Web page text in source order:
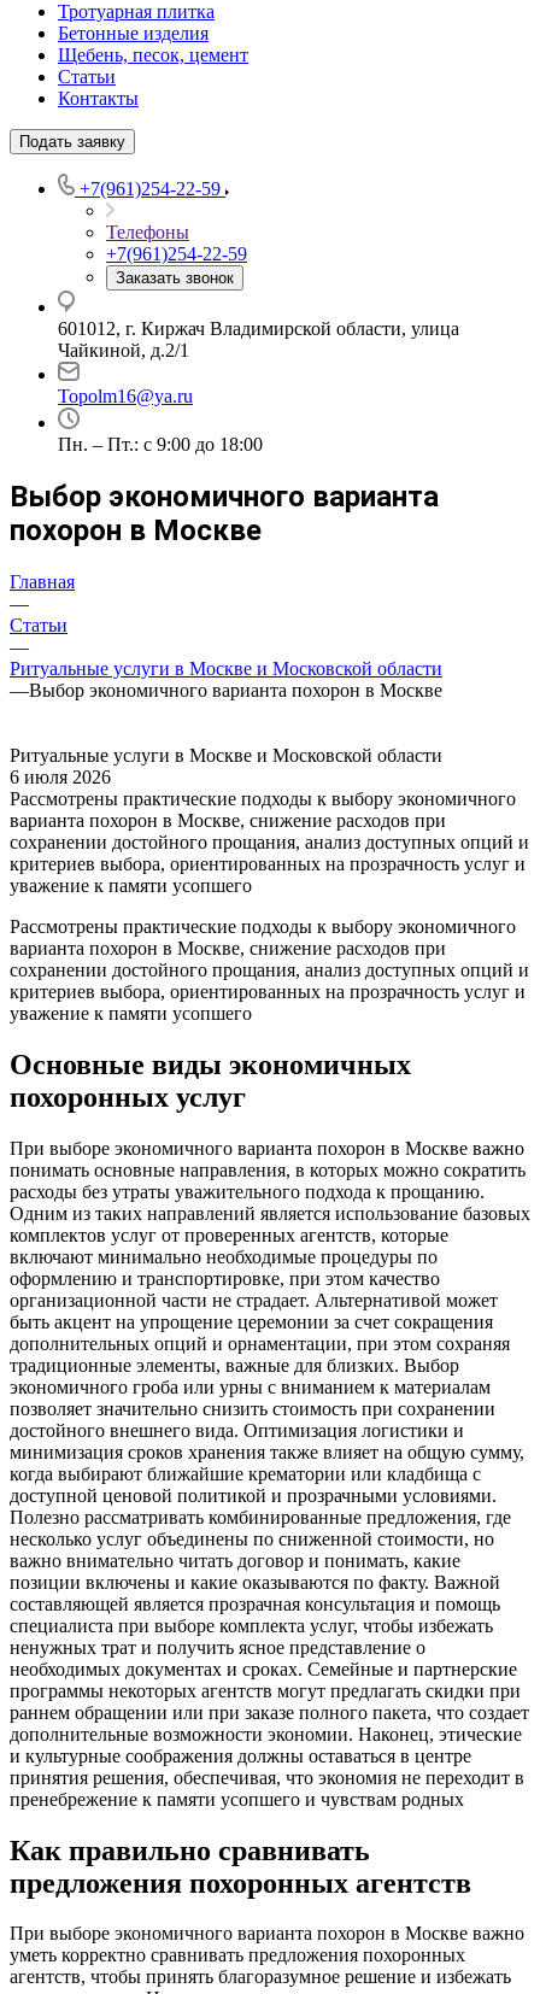
Тротуарная плитка
Бетонные изделия
Щебень, песок, цемент
Статьи
Контакты
Подать заявку
+7(961)254-22-59
Телефоны
+7(961)254-22-59
Заказать звонок
601012, г. Киржач Владимирской области, улица
Чайкиной, д.2/1
Topolm16@ya.ru
Пн. – Пт.: с 9:00 до 18:00
Выбор экономичного варианта
похорон в Москве
Главная
—
Статьи
—
Ритуальные услуги в Москве и Московской области
—Выбор экономичного варианта похорон в Москве
Ритуальные услуги в Москве и Московской области
6 июля 2026
Рассмотрены практические подходы к выбору экономичного
варианта похорон в Москве, снижение расходов при
сохранении достойного прощания, анализ доступных опций и
критериев выбора, ориентированных на прозрачность услуг и
уважение к памяти усопшего
Рассмотрены практические подходы к выбору экономичного
варианта похорон в Москве, снижение расходов при
сохранении достойного прощания, анализ доступных опций и
критериев выбора, ориентированных на прозрачность услуг и
уважение к памяти усопшего
Основные виды экономичных
похоронных услуг
При выборе экономичного варианта похорон в Москве важно
понимать основные направления, в которых можно сократить
расходы без утраты уважительного подхода к прощанию.
Одним из таких направлений является использование базовых
комплектов услуг от проверенных агентств, которые
включают минимально необходимые процедуры по
оформлению и транспортировке, при этом качество
организационной части не страдает. Альтернативой может
быть акцент на упрощение церемонии за счет сокращения
дополнительных опций и орнаментации, при этом сохраняя
традиционные элементы, важные для близких. Выбор
экономичного гроба или урны с вниманием к материалам
позволяет значительно снизить стоимость при сохранении
достойного внешнего вида. Оптимизация логистики и
минимизация сроков хранения также влияет на общую сумму,
когда выбирают ближайшие крематории или кладбища с
доступной ценовой политикой и прозрачными условиями.
Полезно рассматривать комбинированные предложения, где
несколько услуг объединены по сниженной стоимости, но
важно внимательно читать договор и понимать, какие
позиции включены и какие оказываются по факту. Важной
составляющей является прозрачная консультация и помощь
специалиста при выборе комплекта услуг, чтобы избежать
ненужных трат и получить ясное представление о
необходимых документах и сроках. Семейные и партнерские
программы некоторых агентств могут предлагать скидки при
раннем обращении или при заказе полного пакета, что создает
дополнительные возможности экономии. Наконец, этические
и культурные соображения должны оставаться в центре
принятия решения, обеспечивая, что экономия не переходит в
пренебрежение к памяти усопшего и чувствам родных
Как правильно сравнивать
предложения похоронных агентств
При выборе экономичного варианта похорон в Москве важно
уметь корректно сравнивать предложения похоронных
агентств, чтобы принять благоразумное решение и избежать